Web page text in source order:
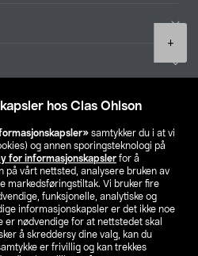
hos Clas Ohlson
samtykker du i at vi
og annen sporingsteknologi på
for informasjonskapsler for å
på vårt nettsted, analysere bruken av
markedsføringstiltak. Vi bruker fire
funksjonelle, analytiske og
informasjonskapsler er det ikke noe
er nødvendige for at nettstedet skal
å skreddersy dine valg, kan du
er frivillig og kan trekkes
+
din butikk
NO FI